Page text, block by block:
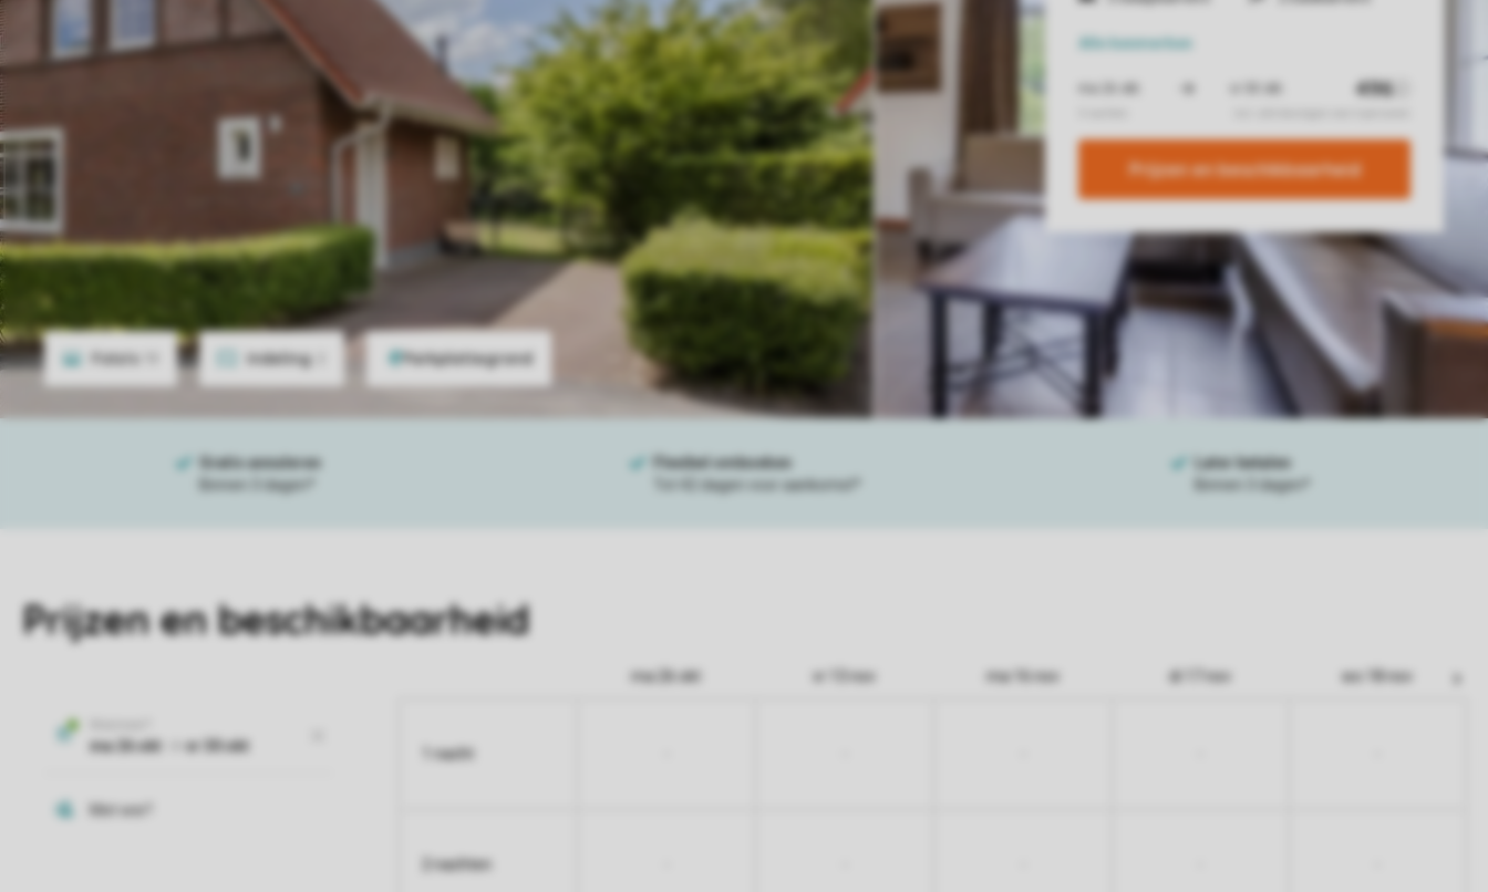
Foto's Indeling
Alle kenmerken
Prijzen en beschikbaarheid
Prijzen en beschikbaarheid
ma 26 okt vr 13 nov ma 16 nov di 17 nov wo 18 nov
1 nacht
2 nachten